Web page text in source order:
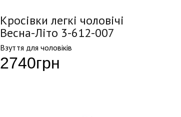
Кросівки легкі чоловічі
Весна-Літо 3-612-007
Взуття для чоловіків
2740грн